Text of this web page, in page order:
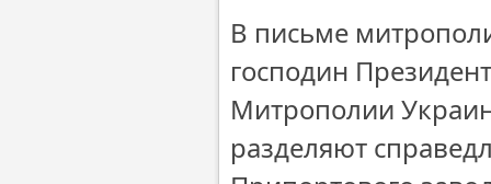
В письме
господин
Митрополии
разделяют